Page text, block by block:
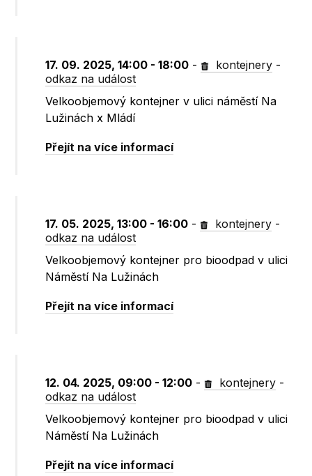
17. 09. 2025, 14:00 - 18:00 - kontejnery -
odkaz na událost
Velkoobjemový kontejner v ulici náměstí Na
Lužinách x Mládí
Přejít na více informací
17. 05. 2025, 13:00 - 16:00 - kontejnery -
odkaz na událost
Velkoobjemový kontejner pro bioodpad v ulici
Náměstí Na Lužinách
Přejít na více informací
12. 04. 2025, 09:00 - 12:00 - kontejnery -
odkaz na událost
Velkoobjemový kontejner pro bioodpad v ulici
Náměstí Na Lužinách
Přejít na více informací